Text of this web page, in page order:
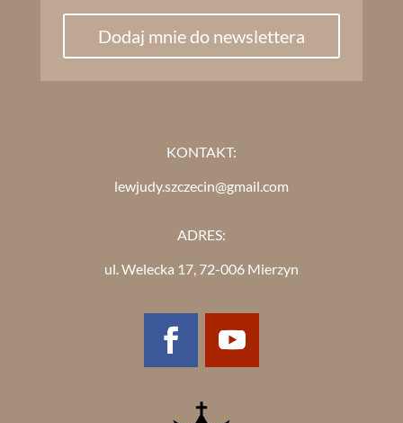
Dodaj mnie do newslettera
KONTAKT:
lewjudy.szczecin@gmail.com
ADRES:
ul. Welecka 17, 72-006 Mierzyn